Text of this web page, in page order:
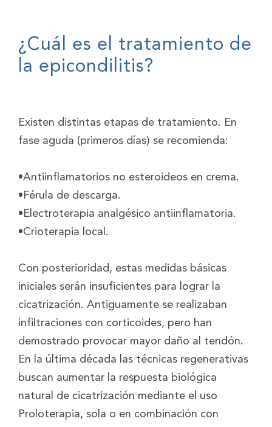
¿Cuál es el tratamiento de
la epicondilitis?
Existen distintas etapas de tratamiento. En
fase aguda (primeros días) se recomienda:
•Antiinflamatorios no esteroideos en crema.
•Férula de descarga.
•Electroterapia analgésico antiinflamatoria.
•Crioterapia local.
Con posterioridad, estas medidas básicas
iniciales serán insuficientes para lograr la
cicatrización. Antiguamente se realizaban
infiltraciones con corticoides, pero han
demostrado provocar mayor daño al tendón.
En la última década las técnicas regenerativas
buscan aumentar la respuesta biológica
natural de cicatrización mediante el uso
Proloterapia, sola o en combinación con